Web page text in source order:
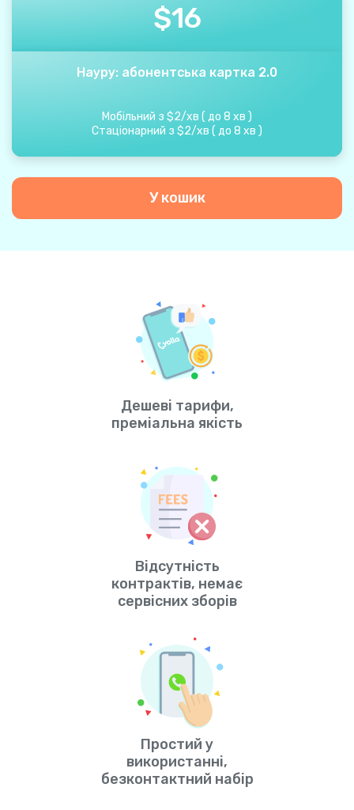
$16
Науру: абонентська картка 2.0
Мобільний з $2/хв ( до 8 хв )
Стаціонарний з $2/хв ( до 8 хв )
У кошик
Дешеві тарифи,
преміальна якість
Відсутність
контрактів, немає
сервісних зборів
Простий у
використанні,
безконтактний набір